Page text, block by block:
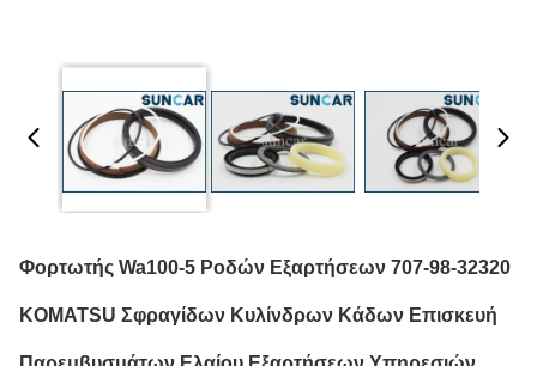
Φορτωτής Wa100-5 Ροδών Εξαρτήσεων 707-98-32320
KOMATSU Σφραγίδων Κυλίνδρων Κάδων Επισκευή